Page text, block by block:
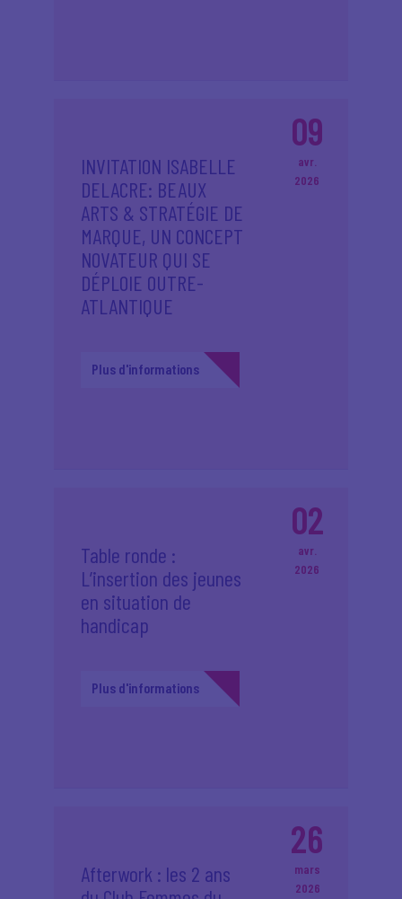
09
avr.
2026
INVITATION ISABELLE
DELACRE: BEAUX
ARTS & STRATÉGIE DE
MARQUE, UN CONCEPT
NOVATEUR QUI SE
DÉPLOIE OUTRE-
ATLANTIQUE
Plus d'informations
02
avr.
2026
Table ronde :
L’insertion des jeunes
en situation de
handicap
Plus d'informations
26
mars
2026
Afterwork : les 2 ans